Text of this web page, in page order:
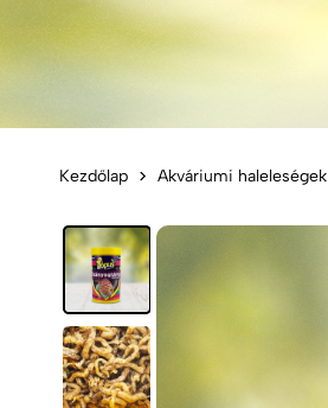
Kezdőlap Akváriumi haleleségek